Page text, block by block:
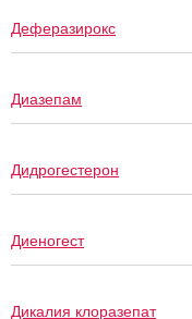
Деферазирокс
Диазепам
Дидрогестерон
Диеногест
Дикалия клоразепат